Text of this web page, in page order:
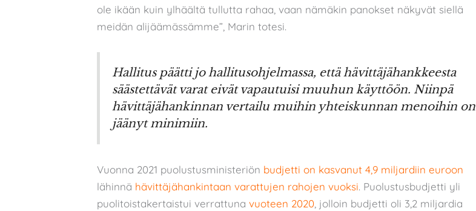
ole ikään kuin ylhäältä tullutta rahaa, vaan nämäkin panokset näkyvät siellä
meidän alijäämässämme”, Marin totesi.
Hallitus päätti jo hallitusohjelmassa, että hävittäjähankkeesta
säästettävät varat eivät vapautuisi muuhun käyttöön. Niinpä
hävittäjähankinnan vertailu muihin yhteiskunnan menoihin on
jäänyt minimiin.
Vuonna 2021 puolustusministeriön budjetti on kasvanut 4,9 miljardiin euroon
lähinnä hävittäjähankintaan varattujen rahojen vuoksi. Puolustusbudjetti yli
puolitoistakertaistui verrattuna vuoteen 2020, jolloin budjetti oli 3,2 miljardia